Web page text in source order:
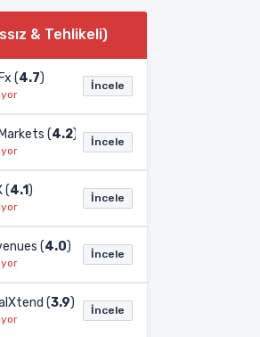
& Tehlikeli)
(4.7) İncele
(4.2) İncele
(4.1) İncele
(4.0) İncele
(3.9) İncele